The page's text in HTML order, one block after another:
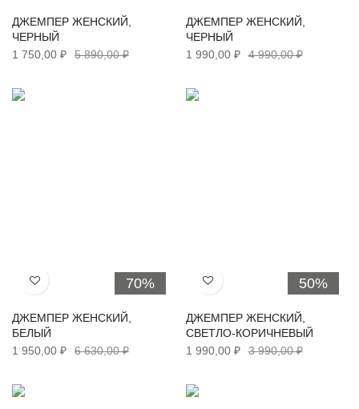
ДЖЕМПЕР ЖЕНСКИЙ,
ЧЕРНЫЙ
1 750,00 ₽
5 890,00 ₽
ДЖЕМПЕР ЖЕНСКИЙ,
ЧЕРНЫЙ
1 990,00 ₽
4 990,00 ₽
70%
Хочу!
ДЖЕМПЕР ЖЕНСКИЙ,
БЕЛЫЙ
1 950,00 ₽
6 630,00 ₽
50%
Хочу!
ДЖЕМПЕР ЖЕНСКИЙ,
СВЕТЛО-КОРИЧНЕВЫЙ
1 990,00 ₽
3 990,00 ₽